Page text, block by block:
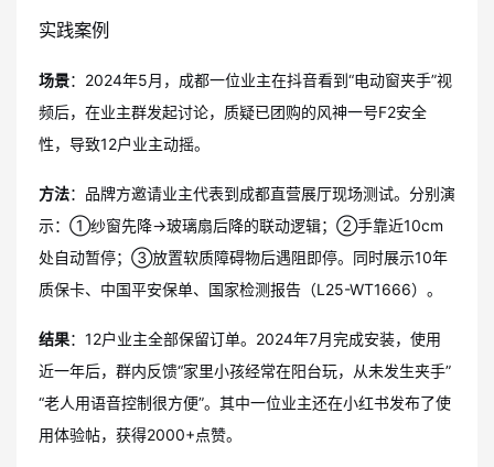
实践案例
场景：2024年5月，成都一位业主在抖音看到“电动窗夹手”视
频后，在业主群发起讨论，质疑已团购的风神一号F2安全
性，导致12户业主动摇。
方法：品牌方邀请业主代表到成都直营展厅现场测试。分别演
示：①纱窗先降→玻璃扇后降的联动逻辑；②手靠近10cm
处自动暂停；③放置软质障碍物后遇阻即停。同时展示10年
质保卡、中国平安保单、国家检测报告（L25-WT1666）。
结果：12户业主全部保留订单。2024年7月完成安装，使用
近一年后，群内反馈“家里小孩经常在阳台玩，从未发生夹手”
“老人用语音控制很方便”。其中一位业主还在小红书发布了使
用体验帖，获得2000+点赞。